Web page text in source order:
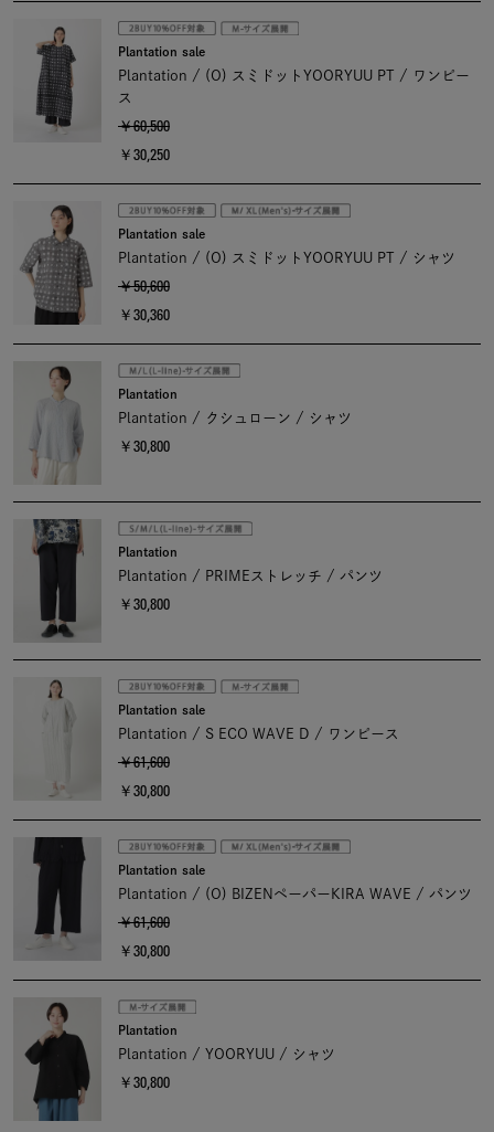
Plantation sale
Plantation / (O) スミドットYOORYUU PT / ワンピー
ス
￥60,500
￥30,250
Plantation sale
Plantation / (O) スミドットYOORYUU PT / シャツ
￥50,600
￥30,360
Plantation
Plantation / クシュローン / シャツ
￥30,800
Plantation
Plantation / PRIMEストレッチ / パンツ
￥30,800
Plantation sale
Plantation / S ECO WAVE D / ワンピース
￥61,600
￥30,800
Plantation sale
Plantation / (O) BIZENペーパーKIRA WAVE / パンツ
￥61,600
￥30,800
Plantation
Plantation / YOORYUU / シャツ
￥30,800